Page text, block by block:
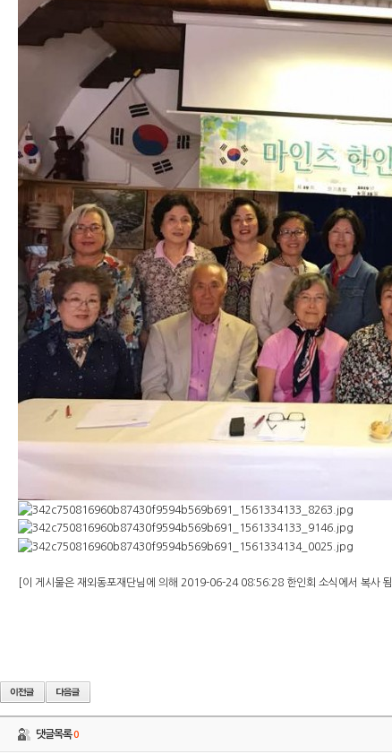
[이 게시물은 재외동포재단님에 의해 2019-06-24 08:56:28 한인회 소식에서 복사 됨]
댓글목록0